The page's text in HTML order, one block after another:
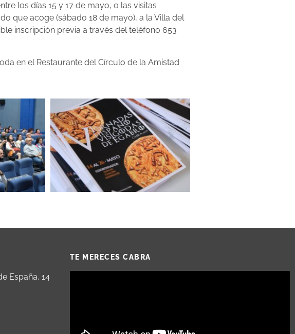
los días 15 y 17 de mayo, o las visitas
que acoge (sábado 18 de mayo), a la Villa del
inscripción previa a través del teléfono 653
en el Restaurante del Círculo de la Amistad
España, 14
TE MERECES CABRA